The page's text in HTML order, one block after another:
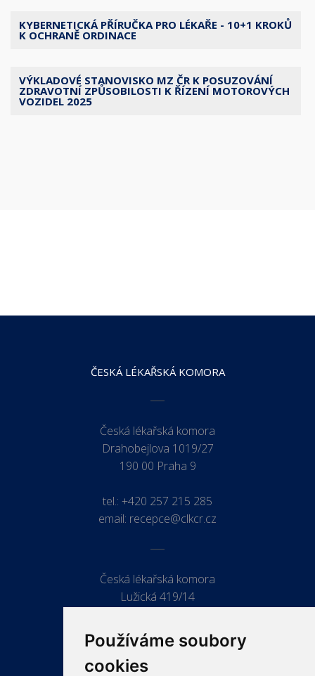
Používáme soubory
cookies
KYBERNETICKÁ PŘÍRUČKA PRO LÉKAŘE - 10+1 KROKŮ
K OCHRANĚ ORDINACE
VÝKLADOVÉ STANOVISKO MZ ČR K POSUZOVÁNÍ
ZDRAVOTNÍ ZPŮSOBILOSTI K ŘÍZENÍ MOTOROVÝCH
VOZIDEL 2025
ČESKÁ LÉKAŘSKÁ KOMORA
Česká lékařská komora
Drahobejlova 1019/27
190 00 Praha 9
tel.: +420 257 215 285
email: recepce@clkcr.cz
Česká lékařská komora
Lužická 419/14